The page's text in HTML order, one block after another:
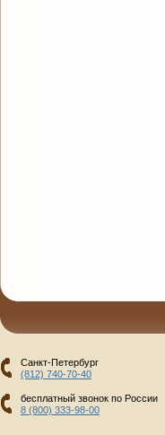
Санкт-Петербург
(812) 740-70-40
бесплатный звонок по России
8 (800) 333-98-00